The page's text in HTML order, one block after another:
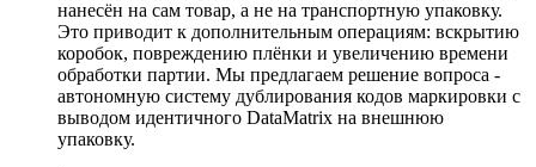
нанесён на сам товар, а не на транспортную упаковку.
Это приводит к дополнительным операциям: вскрытию
коробок, повреждению плёнки и увеличению времени
обработки партии. Мы предлагаем решение вопроса -
автономную систему дублирования кодов маркировки с
выводом идентичного DataMatrix на внешнюю
упаковку.